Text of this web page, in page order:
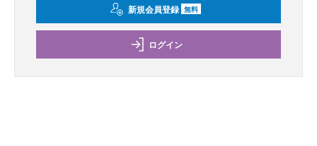
新規会員登録 無料
ログイン